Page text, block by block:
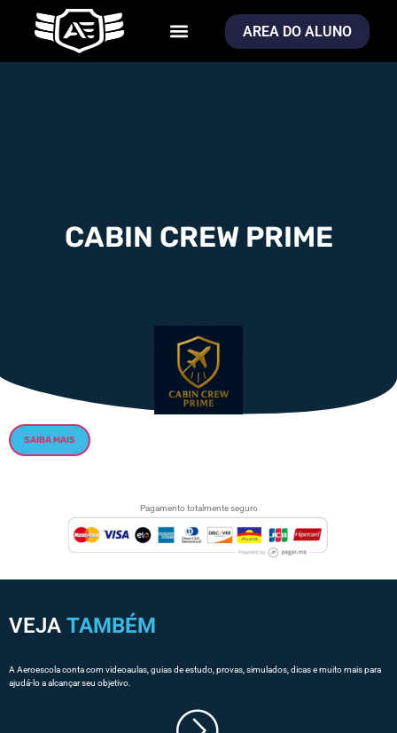
AREA DO ALUNO
CABIN CREW PRIME
SAIBA MAIS
Pagamento totalmente seguro
VEJA TAMBÉM
A Aeroescola conta com videoaulas, guias de estudo, provas, simulados, dicas e muito mais para
ajudá-lo a alcançar seu objetivo.